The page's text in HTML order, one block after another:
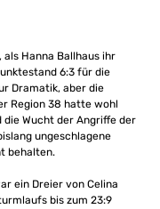
Hanna Ballhaus ihr
6:3 für die
Dramatik, aber die
Region 38 hatte wohl
die Wucht der Angriffe der
ungeschlagene
behalten.
ein Dreier von Celina
bis zum 23:9